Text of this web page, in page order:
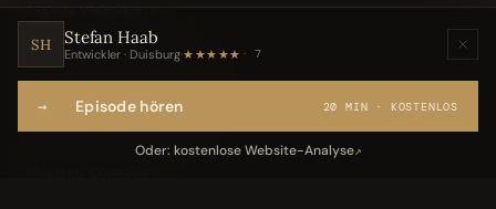
Digitale Visitenkarte
KI-Assistent (Toni · Jarvis)
Webseite per Sprache
SH Stefan Haab
Entwickler · Duisburg·★★★★★ 7
→ Episode hören 20 MIN · KOSTENLOS
Oder: kostenlose Website-Analyse↗